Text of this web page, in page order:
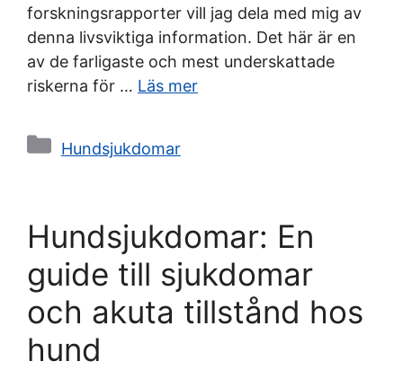
forskningsrapporter vill jag dela med mig av
denna livsviktiga information. Det här är en
av de farligaste och mest underskattade
riskerna för … Läs mer
Kategorier
Hundsjukdomar
Hundsjukdomar: En
guide till sjukdomar
och akuta tillstånd hos
hund